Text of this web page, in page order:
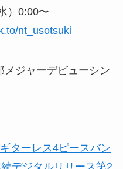
）0:00〜
nt_usotsuki
メジャーデビューシン